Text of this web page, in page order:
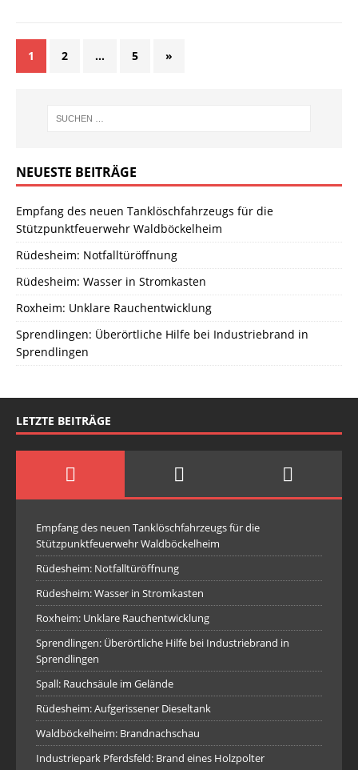
1 2 … 5 »
NEUESTE BEITRÄGE
Empfang des neuen Tanklöschfahrzeugs für die
Stützpunktfeuerwehr Waldböckelheim
Rüdesheim: Notfalltüröffnung
Rüdesheim: Wasser in Stromkasten
Roxheim: Unklare Rauchentwicklung
Sprendlingen: Überörtliche Hilfe bei Industriebrand in
Sprendlingen
LETZTE BEITRÄGE
Empfang des neuen Tanklöschfahrzeugs für die
Stützpunktfeuerwehr Waldböckelheim
Rüdesheim: Notfalltüröffnung
Rüdesheim: Wasser in Stromkasten
Roxheim: Unklare Rauchentwicklung
Sprendlingen: Überörtliche Hilfe bei Industriebrand in
Sprendlingen
Spall: Rauchsäule im Gelände
Rüdesheim: Aufgerissener Dieseltank
Waldböckelheim: Brandnachschau
Industriepark Pferdsfeld: Brand eines Holzpolter